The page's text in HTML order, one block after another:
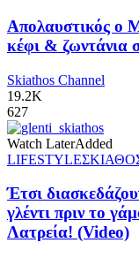
Απολαυστικός ο
κέφι & ζωντάνια
Skiathos Channel
19.2K
627
Watch LaterAdded
LIFESTYLE
Έτσι
γλέντι πριν το
Λατρεία! (Video)